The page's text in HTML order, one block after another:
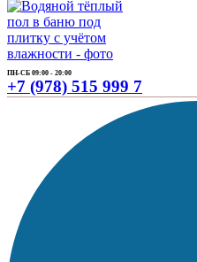
ПН-СБ 09:00 - 20:00
+7 (978) 515 999 7